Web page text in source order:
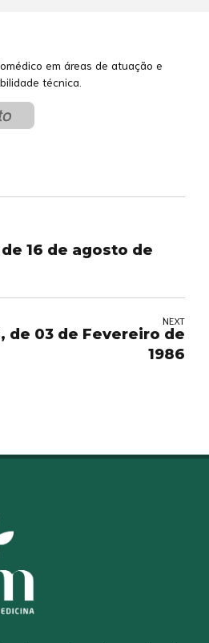
em áreas de atuação e
técnica.
16 de agosto de
NEXT
de 03 de Fevereiro de
1986